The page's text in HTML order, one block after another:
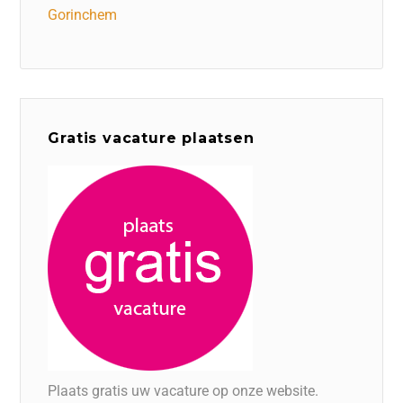
Gorinchem
Gratis vacature plaatsen
Plaats gratis uw vacature op onze website.